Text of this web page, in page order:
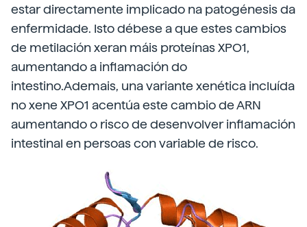
estar directamente implicado na patogénesis da
enfermidade. Isto débese a que estes cambios
de metilación xeran máis proteínas XPO1,
aumentando a inflamación do
intestino.Ademais, una variante xenética incluída
no xene XPO1 acentúa este cambio de ARN
aumentando o risco de desenvolver inflamación
intestinal en persoas con variable de risco.